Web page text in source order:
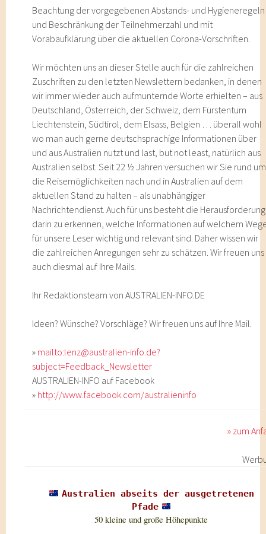
Beachtung der vorgegebenen Abstands- und Hygieneregeln
und Beschränkung der Teilnehmerzahl und mit
Vorabaufklärung über die aktuellen Corona-Vorschriften.
Wir möchten uns an dieser Stelle auch für die zahlreichen
Zuschriften zu den letzten Newslettern bedanken, in denen
wir immer wieder auch aufmunternde Worte erhielten – aus
Deutschland, Österreich, der Schweiz, dem Fürstentum
Liechtenstein, Südtirol, dem Elsass, Belgien … überall wohl
wo man auch gerne deutschsprachige Informationen über
und aus Australien nutzt und last, but not least, natürlich aus
Australien selbst. Seit 22 ½ Jahren versuchen wir Sie rund um
die Reisemöglichkeiten nach und in Australien auf dem
aktuellen Stand zu halten – als unabhängiger
Nachrichtendienst. Auch für uns besteht die Herausforderung
darin zu erkennen, welche Informationen auf welchem
für unsere Leser wichtig und relevant sind. Daher wissen wir
die zahlreichen Anregungen sehr zu schätzen. Wir freuen uns
auch diesmal auf Ihre Mails.
Ihr Redaktionsteam von AUSTRALIEN-INFO.DE
Ideen? Wünsche? Vorschläge? Wir freuen uns auf Ihre Mail.
» mailto:lenz@australien-info.de?
subject=Feedback_Newsletter
AUSTRALIEN-INFO auf Facebook
» http://www.facebook.com/australieninfo
» zum
Australien abseits der ausgetretenen
Pfade
50 kleine und große Höhepunkte